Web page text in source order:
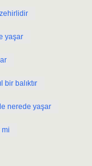
yaşar
bir balıktır
nerede yaşar
mi